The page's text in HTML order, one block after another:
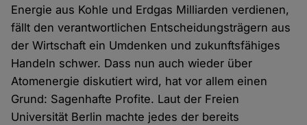
Energie aus Kohle und Erdgas Milliarden verdienen,
fällt den verantwortlichen Entscheidungsträgern aus
der Wirtschaft ein Umdenken und zukunftsfähiges
Handeln schwer. Dass nun auch wieder über
Atomenergie diskutiert wird, hat vor allem einen
Grund: Sagenhafte Profite. Laut der Freien
Universität Berlin machte jedes der bereits